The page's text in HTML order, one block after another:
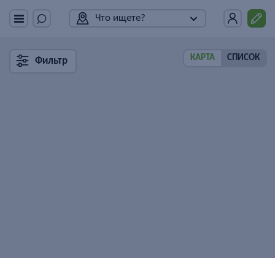
Что ищете?
Фильтр КАРТА СПИСОК